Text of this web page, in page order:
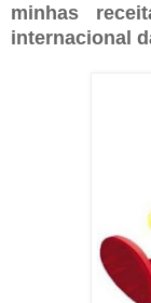
minhas
internacional